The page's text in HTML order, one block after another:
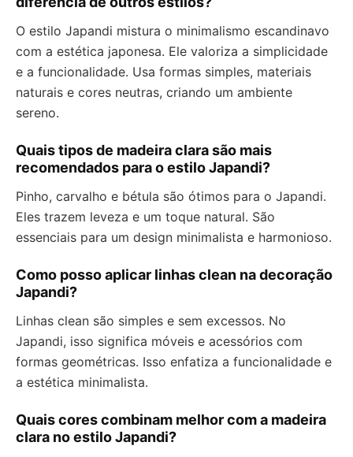
O estilo Japandi mistura o minimalismo escandinavo
com a estética japonesa. Ele valoriza a simplicidade
e a funcionalidade. Usa formas simples, materiais
naturais e cores neutras, criando um ambiente
sereno.
Quais tipos de madeira clara são mais
recomendados para o estilo Japandi?
Pinho, carvalho e bétula são ótimos para o Japandi.
Eles trazem leveza e um toque natural. São
essenciais para um design minimalista e harmonioso.
Como posso aplicar linhas clean na decoração
Japandi?
Linhas clean são simples e sem excessos. No
Japandi, isso significa móveis e acessórios com
formas geométricas. Isso enfatiza a funcionalidade e
a estética minimalista.
Quais cores combinam melhor com a madeira
clara no estilo Japandi?